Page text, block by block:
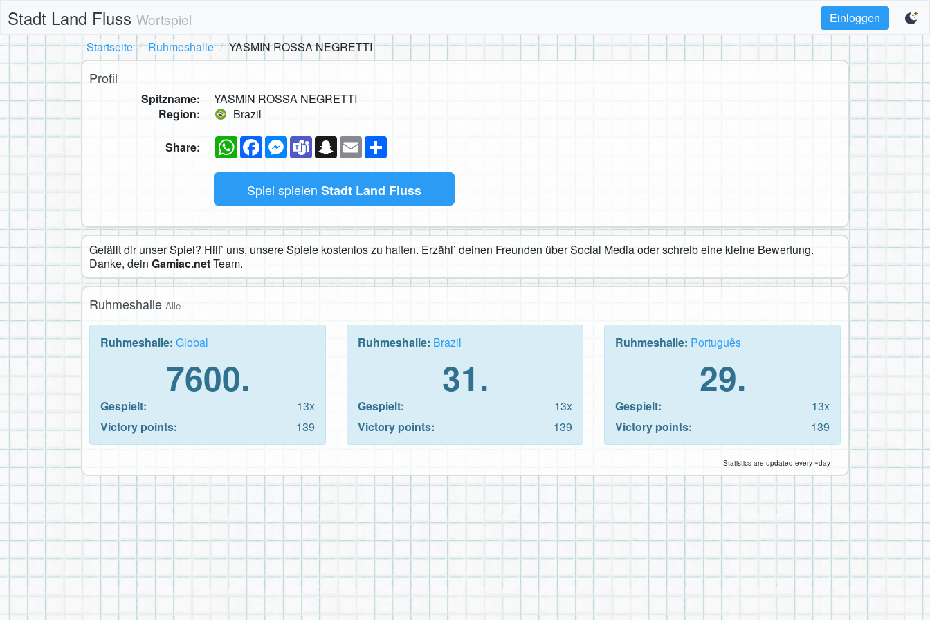
Stadt Land Fluss Wortspiel
Einloggen
Startseite
Ruhmeshalle YASMIN ROSSA NEGRETTI
Profil
Spitzname:
YASMIN ROSSA NEGRETTI
Region:
Brazil
Share: WhatsAppFacebookMessenger
TeamsSnapchat
Email
Spiel spielen Stadt Land Fluss
Gefällt dir unser Spiel? Hilf’ uns, unsere Spiele kostenlos zu halten. Erzähl’ deinen Freunden über Social Media oder schreib eine kleine Bewertung.
Danke, dein Gamiac.netTeam.
Ruhmeshalle Alle
Ruhmeshalle: Global
7600.
Gespielt:
13x
Victory points:
139
Ruhmeshalle: Brazil
31.
Gespielt:
13x
Victory points:
139
Ruhmeshalle: Português
29.
Gespielt:
13x
Victory points:
139
Statistics are updated every ~day